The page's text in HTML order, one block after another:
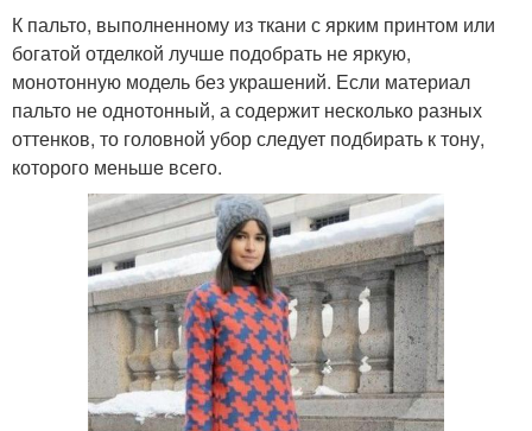
К пальто, выполненному из ткани с ярким принтом или
богатой отделкой лучше подобрать не яркую,
монотонную модель без украшений. Если материал
пальто не однотонный, а содержит несколько разных
оттенков, то головной убор следует подбирать к тону,
которого меньше всего.